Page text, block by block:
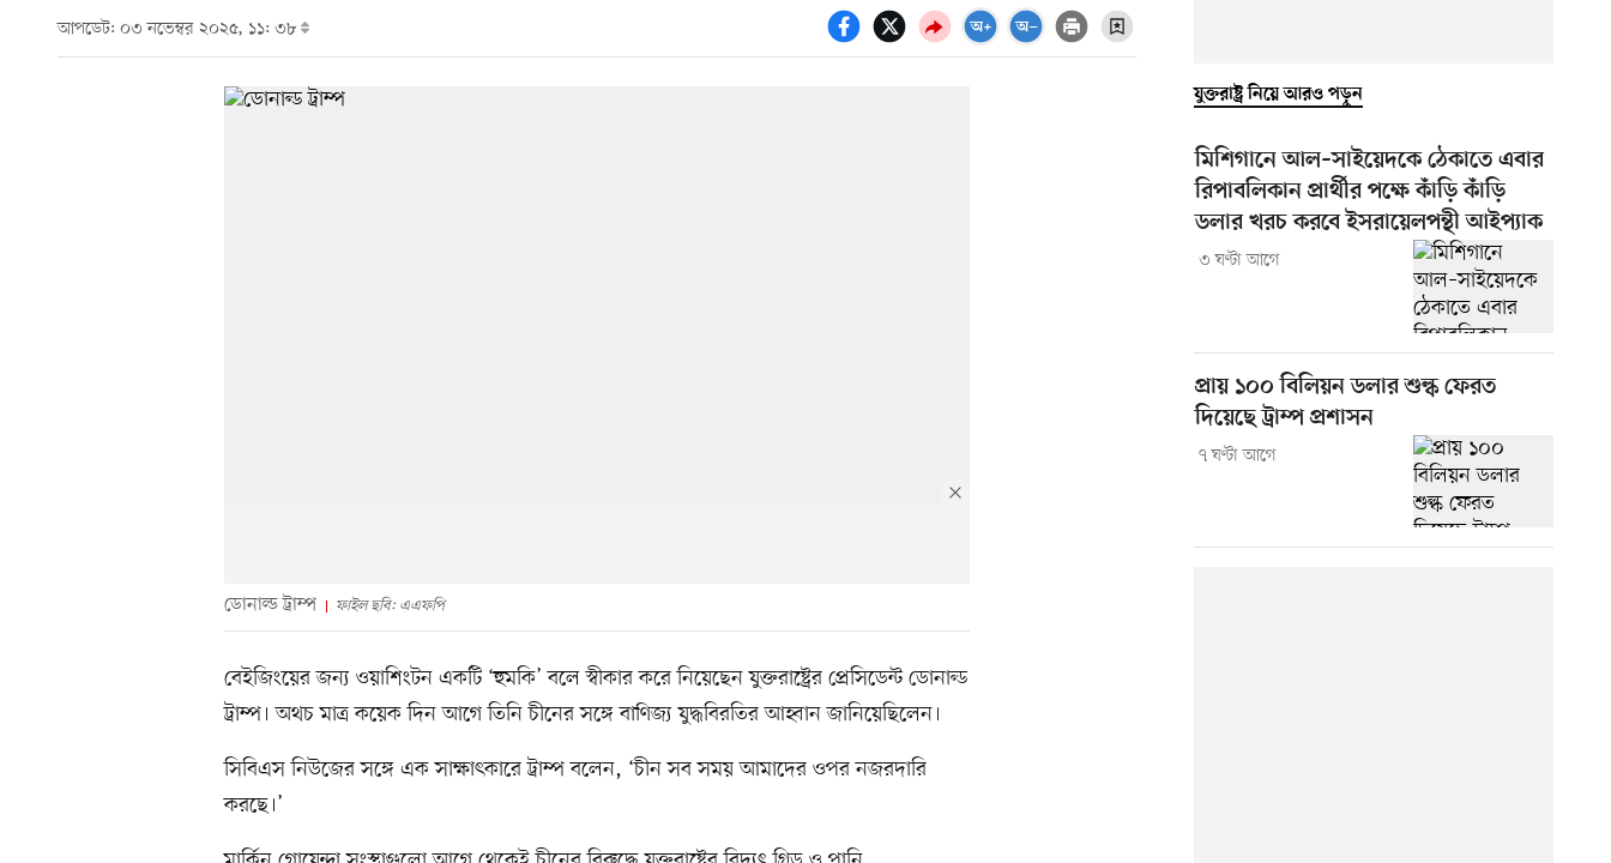
আপডেট: ০৩ নভেম্বর ২০২৫, ১১: ৩৮
ডোনাল্ড ট্রাম্প ফাইল ছবি: এএফপি
বেইজিংয়ের জন্য ওয়াশিংটন একটি ‘হুমকি’ বলে স্বীকার করে নিয়েছেন যুক্তরাষ্ট্রের প্রেসিডেন্ট ডোনাল্ড
ট্রাম্প। অথচ মাত্র কয়েক দিন আগে তিনি চীনের সঙ্গে বাণিজ্য যুদ্ধবিরতির আহ্বান জানিয়েছিলেন।
সিবিএস নিউজের সঙ্গে এক সাক্ষাৎকারে ট্রাম্প বলেন, ‘চীন সব সময় আমাদের ওপর নজরদারি
করছে।’
যুক্তরাষ্ট্র নিয়ে আরও পড়ুন
মিশিগানে আল–সাইয়েদকে ঠেকাতে এবার
রিপাবলিকান প্রার্থীর পক্ষে কাঁড়ি কাঁড়ি
ডলার খরচ করবে ইসরায়েলপন্থী আইপ্যাক
৩ ঘণ্টা আগে
প্রায় ১০০ বিলিয়ন ডলার শুল্ক ফেরত
দিয়েছে ট্রাম্প প্রশাসন
৭ ঘণ্টা আগে